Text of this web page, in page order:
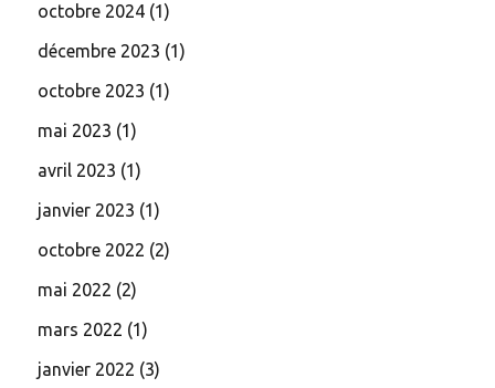
octobre 2024 (1)
décembre 2023 (1)
octobre 2023 (1)
mai 2023 (1)
avril 2023 (1)
janvier 2023 (1)
octobre 2022 (2)
mai 2022 (2)
mars 2022 (1)
janvier 2022 (3)